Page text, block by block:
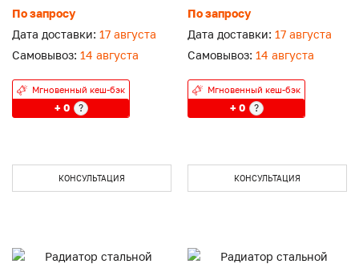
боковое подключение.
По запросу
Дата доставки: 17 августа
Самовывоз: 14 августа
Мгновенный кеш-бэк
+ 0 ?
КОНСУЛЬТАЦИЯ
боковое подключение.
По запросу
Дата доставки: 17 августа
Самовывоз: 14 августа
Мгновенный кеш-бэк
+ 0 ?
КОНСУЛЬТАЦИЯ